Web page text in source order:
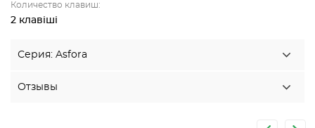
Количество клавиш:
2 клавіші
Серия: Asfora
Отзывы